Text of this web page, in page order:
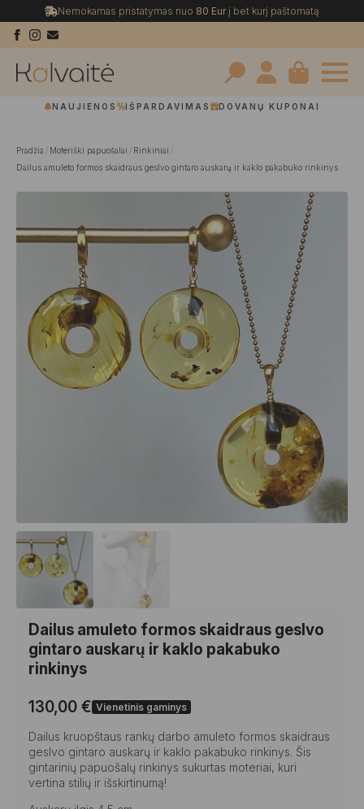
Nemokamas pristatymas nuo 80 Eurį bet kurį paštomatą
Search
NAUJIENOS IŠPARDAVIMAS DOVANŲ KUPONAI
Pradžia Moteriški papuošalai
Rinkiniai
Dailus amuleto formos skaidraus geslvo gintaro auskarų ir kaklo pakabuko rinkinys
Dailus amuleto formos skaidraus geslvo
gintaro auskarų ir kaklo pakabuko
rinkinys
130,00 € Vienetinis gaminys
Dailus kruopštaus rankų darbo amuleto formos skaidraus
geslvo gintaro auskarų ir kaklo pakabuko rinkinys. Šis
gintarinių papuošalų rinkinys sukurtas moteriai, kuri
vertina stilių ir išskirtinumą!